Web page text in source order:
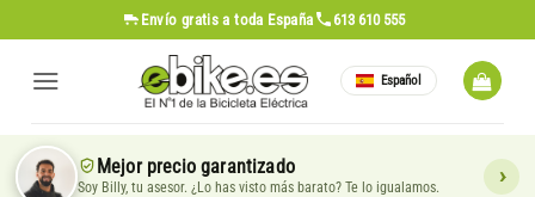
al
contenido
Envío gratis a toda España 613 610 555
Español
Mejor precio garantizado
Soy Billy, tu asesor. ¿Lo has visto más barato? Te lo igualamos.